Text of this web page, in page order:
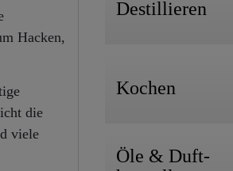
Hacken,
die
viele
Destillieren
Kochen
Öle & Duft-